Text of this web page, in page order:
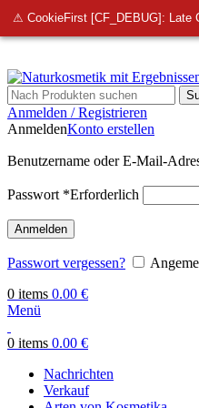
⚠ CookieFirst [CF_DEBUG]: Late
info@bellmedi.at
Anmelden / Registrieren
AnmeldenKonto erstellen
Benutzername oder E-Mail-
Passwort *Erforderlich
Anmelden
Passwort vergessen?
0 items 0.00 €
Menü
0 items 0.00 €
Nachrichten
Verkauf